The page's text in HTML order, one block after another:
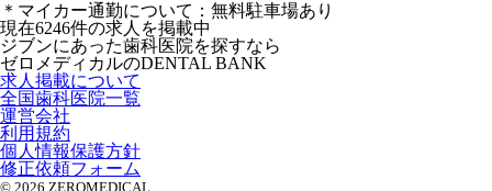
＊マイカー通勤について：無料駐車場あり
現在6246件の求人を掲載中
ジブンにあった歯科医院を探すなら
ゼロメディカルのDENTAL BANK
求人掲載について
全国歯科医院一覧
運営会社
利用規約
個人情報保護方針
修正依頼フォーム
© 2026 ZEROMEDICAL